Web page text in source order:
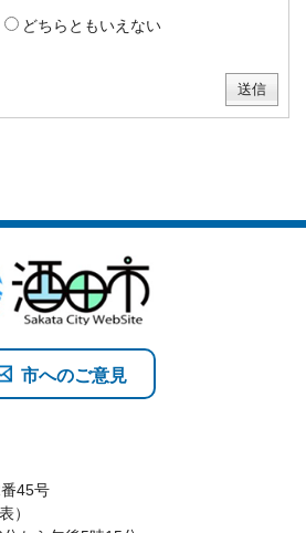
どちらともいえない
45号
）
市へのご意見